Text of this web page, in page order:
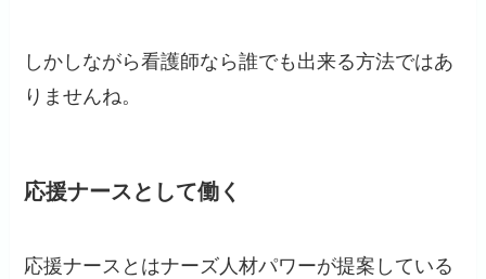
しかしながら看護師なら誰でも出来る方法ではあ
りませんね。
応援ナースとして働く
応援ナースとはナーズ人材パワーが提案している